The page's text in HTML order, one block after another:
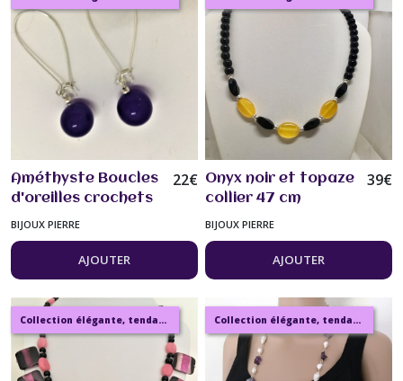
Améthyste Boucles
d'oreilles crochets
longs argent Bijou
femme.
22€
BIJOUX PIERRE
AJOUTER
Onyx noir et topaze
collier 47 cm
pierres fines bijou
femme
39€
BIJOUX PIERRE
AJOUTER
Collection élégante, tendance, moderne, de bijoux en ambre, pierre, perles. Collection élégante, tendance, moderne, de bijoux en ambre, pierre, perles.